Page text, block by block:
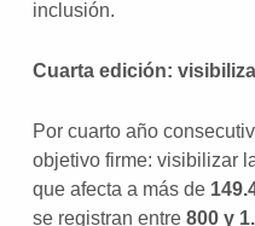
inclusión.
Cuarta edición:
Por cuarto año
objetivo firme: visibilizar
que afecta a más de
se registran entre 800 y